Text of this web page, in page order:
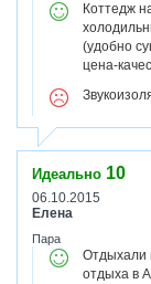
Коттедж
(удобно
цена-
Идеально 10
06.10.2015
Елена
Пара
Отдыхали
отдыха в